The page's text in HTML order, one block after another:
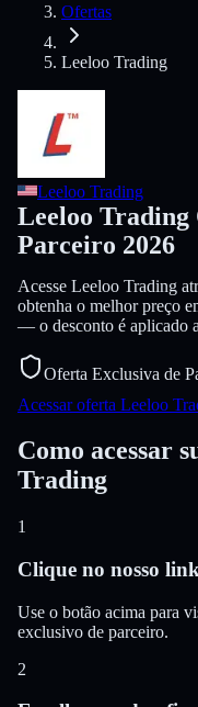
Ofertas
Leeloo Trading
Leeloo Trading
Leeloo Trading
Parceiro 2026
Acesse Leeloo Trading
obtenha o melhor preço
— o desconto é aplicado
Oferta Exclusiva de
Acessar oferta Leeloo
Como acessar
Trading
1
Clique no nosso
Use o botão acima para
exclusivo de parceiro.
2